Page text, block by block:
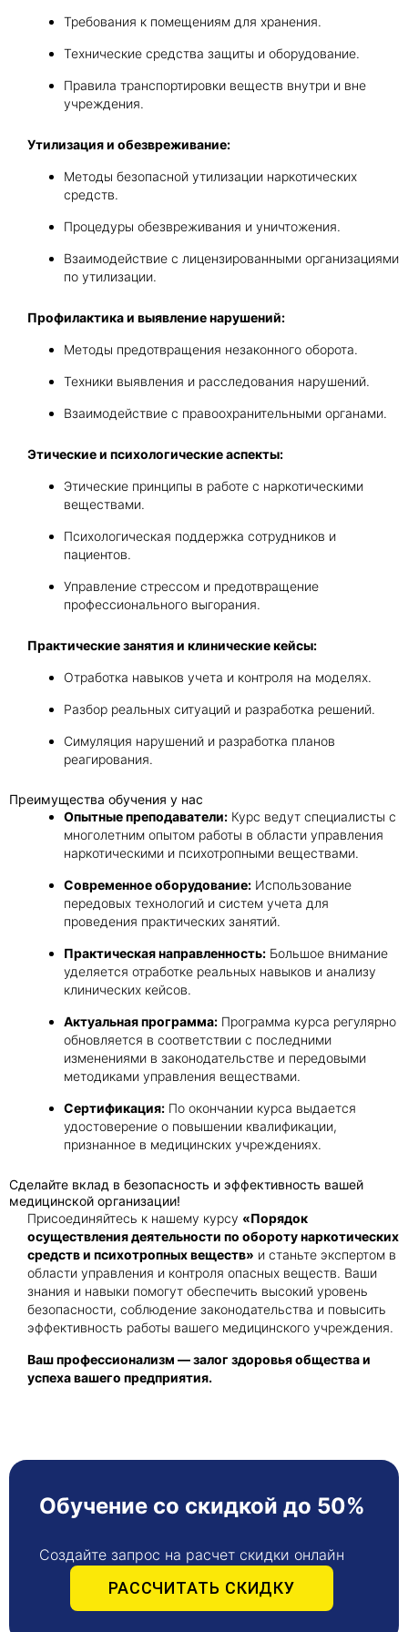
Требования к помещениям для хранения.
Технические средства защиты и оборудование.
Правила транспортировки веществ внутри и вне
учреждения.
Утилизация и обезвреживание:
Методы безопасной утилизации наркотических
средств.
Процедуры обезвреживания и уничтожения.
Взаимодействие с лицензированными организациями
по утилизации.
Профилактика и выявление нарушений:
Методы предотвращения незаконного оборота.
Техники выявления и расследования нарушений.
Взаимодействие с правоохранительными органами.
Этические и психологические аспекты:
Этические принципы в работе с наркотическими
веществами.
Психологическая поддержка сотрудников и
пациентов.
Управление стрессом и предотвращение
профессионального выгорания.
Практические занятия и клинические кейсы:
Отработка навыков учета и контроля на моделях.
Разбор реальных ситуаций и разработка решений.
Симуляция нарушений и разработка планов
реагирования.
Преимущества обучения у нас
Опытные преподаватели: Курс ведут специалисты с
многолетним опытом работы в области управления
наркотическими и психотропными веществами.
Современное оборудование: Использование
передовых технологий и систем учета для
проведения практических занятий.
Практическая направленность: Большое внимание
уделяется отработке реальных навыков и анализу
клинических кейсов.
Актуальная программа: Программа курса регулярно
обновляется в соответствии с последними
изменениями в законодательстве и передовыми
методиками управления веществами.
Сертификация: По окончании курса выдается
удостоверение о повышении квалификации,
признанное в медицинских учреждениях.
Сделайте вклад в безопасность и эффективность вашей
медицинской организации!
Присоединяйтесь к нашему курсу «Порядок
осуществления деятельности по обороту наркотических
средств и психотропных веществ» и станьте экспертом в
области управления и контроля опасных веществ. Ваши
знания и навыки помогут обеспечить высокий уровень
безопасности, соблюдение законодательства и повысить
эффективность работы вашего медицинского учреждения.
Ваш профессионализм — залог здоровья общества и
успеха вашего предприятия.
Обучение со скидкой до 50%
Создайте запрос на расчет скидки онлайн
РАССЧИТАТЬ СКИДКУ